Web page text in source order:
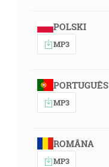
POLSKI
MP3
PORTUGUÊS
MP3
ROMÂNA
MP3